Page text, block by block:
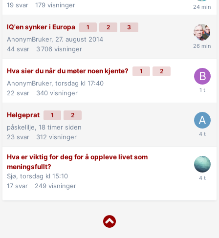
19 svar 179 visninger
IQ'en synker i Europa 1 2 3
AnonymBruker, 27. august 2014
44 svar 3 706 visninger
Hva sier du når du møter noen kjente? 1 2
AnonymBruker, torsdag kl 17:40
22 svar 340 visninger
Helgeprat 1 2
påskelilje, 18 timer siden
23 svar 312 visninger
Hva er viktig for deg for å oppleve livet som
meningsfullt?
Sjø, torsdag kl 15:10
17 svar 249 visninger